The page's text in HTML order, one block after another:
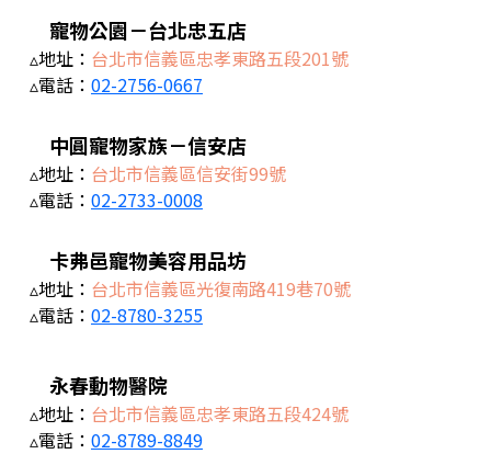
寵物公園－台北忠五店
▵地址： 台北市信義區忠孝東路五段201號
▵電話： 02-2756-0667
中圓寵物家族－信安店
▵地址： 台北市信義區信安街99號
▵電話： 02-2733-0008
卡弗邑寵物美容用品坊
▵地址： 台北市信義區光復南路419巷70號
▵電話： 02-8780-3255
永春動物醫院
▵地址： 台北市信義區忠孝東路五段424號
▵電話： 02-8789-8849